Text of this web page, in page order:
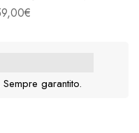
€
garantito.